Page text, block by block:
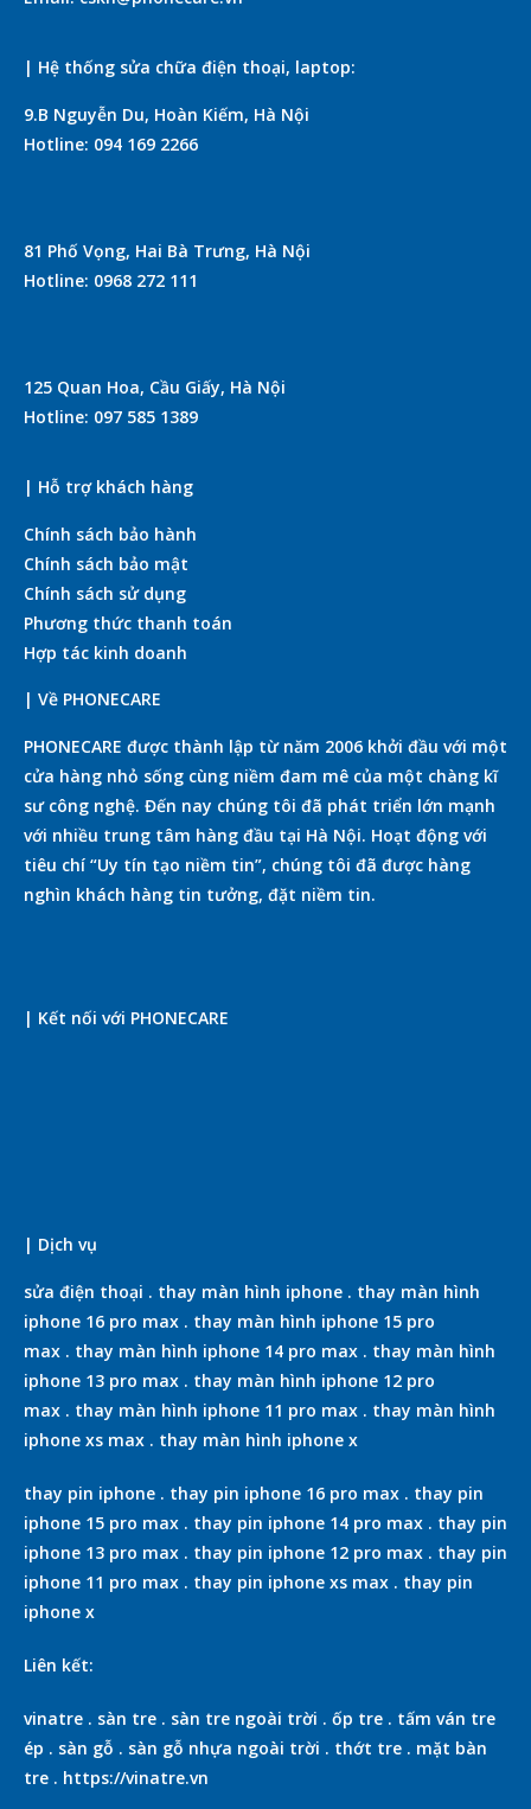
| Hệ thống sửa chữa điện thoại, laptop:
9.B Nguyễn Du, Hoàn Kiếm, Hà Nội
Hotline: 094 169 2266
81 Phố Vọng, Hai Bà Trưng, Hà Nội
Hotline: 0968 272 111
125 Quan Hoa, Cầu Giấy, Hà Nội
Hotline: 097 585 1389
| Hỗ trợ khách hàng
Chính sách bảo hành
Chính sách bảo mật
Chính sách sử dụng
Phương thức thanh toán
Hợp tác kinh doanh
| Về PHONECARE
PHONECARE được thành lập từ năm 2006 khởi đầu với một
cửa hàng nhỏ sống cùng niềm đam mê của một chàng kĩ
sư công nghệ. Đến nay chúng tôi đã phát triển lớn mạnh
với nhiều trung tâm hàng đầu tại Hà Nội. Hoạt động với
tiêu chí “Uy tín tạo niềm tin”, chúng tôi đã được hàng
nghìn khách hàng tin tưởng, đặt niềm tin.
| Kết nối với PHONECARE
| Dịch vụ
sửa điện thoại . thay màn hình iphone . thay màn hình
iphone 16 pro max . thay màn hình iphone 15 pro
max . thay màn hình iphone 14 pro max . thay màn hình
iphone 13 pro max . thay màn hình iphone 12 pro
max . thay màn hình iphone 11 pro max . thay màn hình
iphone xs max . thay màn hình iphone x
thay pin iphone . thay pin iphone 16 pro max . thay pin
iphone 15 pro max . thay pin iphone 14 pro max . thay pin
iphone 13 pro max . thay pin iphone 12 pro max . thay pin
iphone 11 pro max . thay pin iphone xs max . thay pin
iphone x
Liên kết:
vinatre . sàn tre . sàn tre ngoài trời . ốp tre . tấm ván tre
ép . sàn gỗ . sàn gỗ nhựa ngoài trời . thớt tre . mặt bàn
tre . https://vinatre.vn